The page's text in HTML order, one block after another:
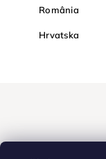
România
Hrvatska